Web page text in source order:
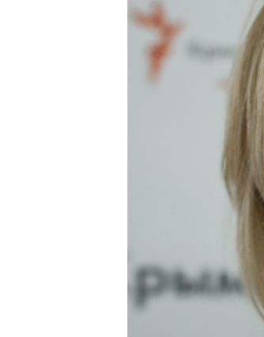
УКРАЇНСЬКА ПРОБЛЕМА КРИМУ